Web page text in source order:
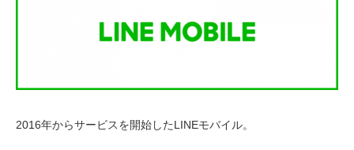
2016年からサービスを開始したLINEモバイル。